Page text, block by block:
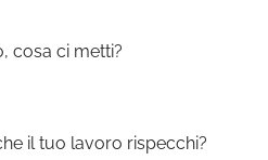
cosa ci metti?
il tuo lavoro rispecchi?